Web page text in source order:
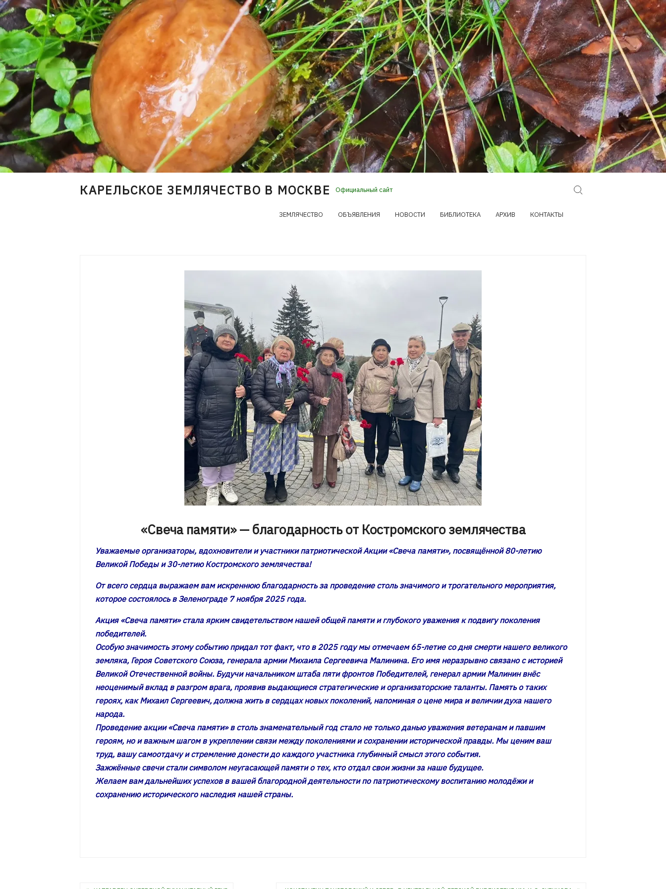
Skip
to
content
КАРЕЛЬСКОЕ ЗЕМЛЯЧЕСТВО В МОСКВЕ Официальный сайт
ЗЕМЛЯЧЕСТВО ОБЪЯВЛЕНИЯ НОВОСТИ БИБЛИОТЕКА АРХИВ КОНТАКТЫ
Search for:
«Свеча памяти» — благодарность от Костромского землячества
Уважаемые организаторы, вдохновители и участники патриотической Акции «Свеча памяти», посвящённой 80-летию
Великой Победы и 30-летию Костромского землячества!
От всего сердца выражаем вам искреннюю благодарность за проведение столь значимого и трогательного мероприятия,
которое состоялось в Зеленограде 7 ноября 2025 года.
Акция «Свеча памяти» стала ярким свидетельством нашей общей памяти и глубокого уважения к подвигу поколения
победителей.
Особую значимость этому событию придал тот факт, что в 2025 году мы отмечаем 65-летие со дня смерти нашего великого
земляка, Героя Советского Союза, генерала армии Михаила Сергеевича Малинина. Его имя неразрывно связано с историей
Великой Отечественной войны. Будучи начальником штаба пяти фронтов Победителей, генерал армии Малинин внёс
неоценимый вклад в разгром врага, проявив выдающиеся стратегические и организаторские таланты. Память о таких
героях, как Михаил Сергеевич, должна жить в сердцах новых поколений, напоминая о цене мира и величии духа нашего
народа.
Проведение акции «Свеча памяти» в столь знаменательный год стало не только данью уважения ветеранам и павшим
героям, но и важным шагом в укреплении связи между поколениями и сохранении исторической правды. Мы ценим ваш
труд, вашу самоотдачу и стремление донести до каждого участника глубинный смысл этого события.
Зажжённые свечи стали символом неугасающей памяти о тех, кто отдал свои жизни за наше будущее.
Желаем вам дальнейших успехов в вашей благородной деятельности по патриотическому воспитанию молодёжи и
сохранению исторического наследия нашей страны.